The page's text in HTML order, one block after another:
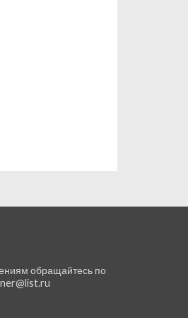
обращайтесь по